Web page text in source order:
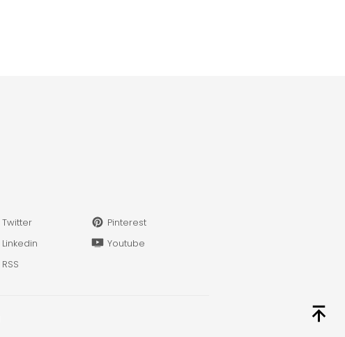
Twitter
Pinterest
Linkedin
Youtube
RSS